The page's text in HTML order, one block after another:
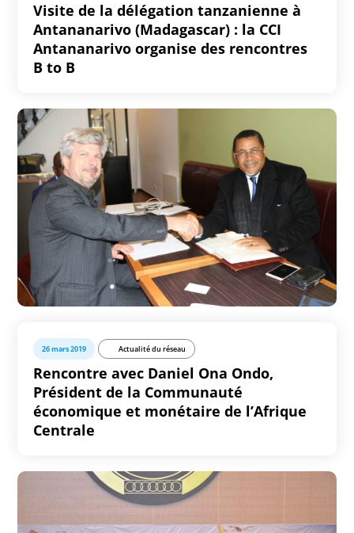
Visite de la délégation tanzanienne à
Antananarivo (Madagascar) : la CCI
Antananarivo organise des rencontres
B to B
26 mars 2019 Actualité du réseau
Rencontre avec Daniel Ona Ondo,
Président de la Communauté
économique et monétaire de l’Afrique
Centrale